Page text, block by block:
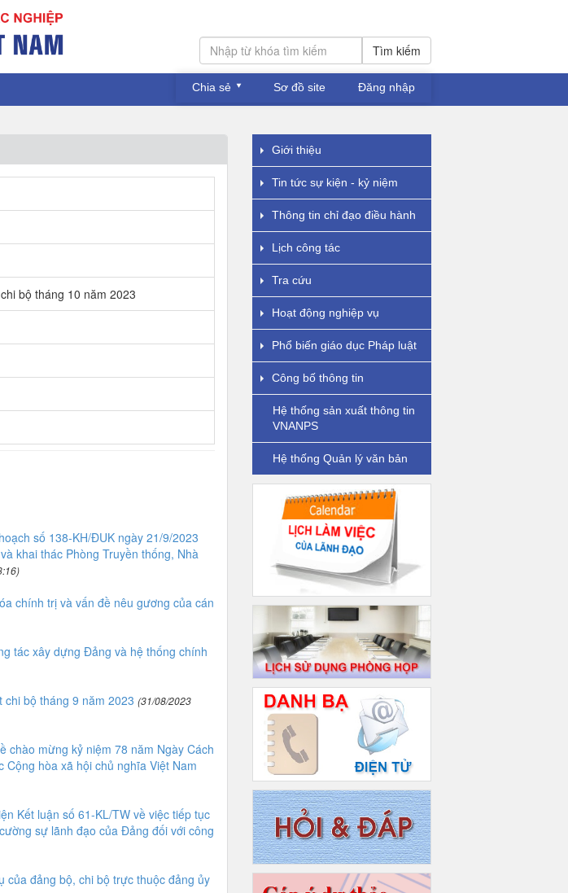
Tìm kiếm
Chia sẻ Sơ đồ site Đăng nhập
bộ tháng 10 năm 2023
số 138-KH/ĐUK ngày 21/9/2023
khai thác Phòng Truyền thống, Nhà
chính trị và vấn đề nêu gương của cán
tác xây dựng Đảng và hệ thống chính
bộ tháng 9 năm 2023 (31/08/2023
chào mừng kỷ niệm 78 năm Ngày Cách
hòa xã hội chủ nghĩa Việt Nam
Kết luận số 61-KL/TW về việc tiếp tục
sự lãnh đạo của Đảng đối với công
của đảng bộ, chi bộ trực thuộc đảng ủy
Giới thiệu
Tin tức sự kiện - kỷ niệm
Thông tin chỉ đạo điều hành
Lịch công tác
Tra cứu
Hoạt động nghiệp vụ
Phổ biến giáo dục Pháp luật
Công bố thông tin
Hệ thống sản xuất thông tin
VNANPS
Hệ thống Quản lý văn bản